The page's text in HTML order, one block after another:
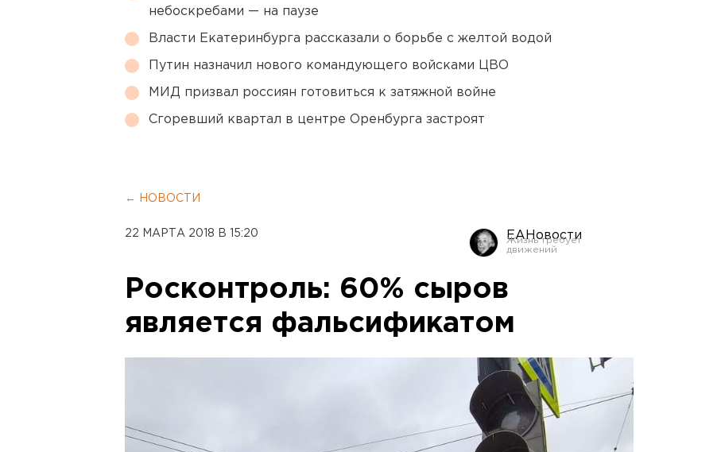
небоскребами — на паузе
Власти Екатеринбурга рассказали о борьбе с желтой водой
Путин назначил нового командующего войсками ЦВО
МИД призвал россиян готовиться к затяжной войне
Сгоревший квартал в центре Оренбурга застроят
← НОВОСТИ
22 МАРТА 2018 В 15:20 ЕАНовости
Росконтроль: 60% сыров
является фальсификатом